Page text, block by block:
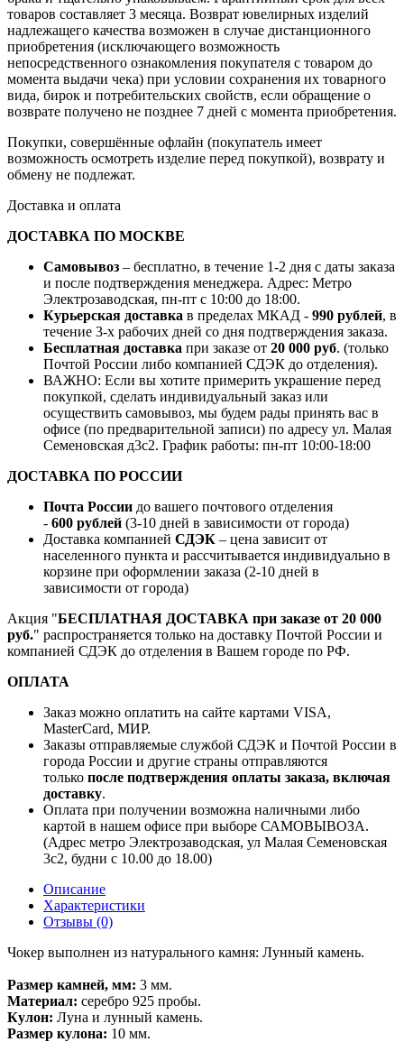
товаров составляет 3 месяца. Возврат ювелирных изделий
надлежащего качества возможен в случае дистанционного
приобретения (исключающего возможность
непосредственного ознакомления покупателя с товаром до
момента выдачи чека) при условии сохранения их товарного
вида, бирок и потребительских свойств, если обращение о
возврате получено не позднее 7 дней с момента приобретения.
Покупки, совершённые офлайн (покупатель имеет
возможность осмотреть изделие перед покупкой), возврату и
обмену не подлежат.
Доставка и оплата
ДОСТАВКА ПО МОСКВЕ
Самовывоз – бесплатно, в течение 1-2 дня с даты заказа
и после подтверждения менеджера. Адрес: Метро
Электрозаводская, пн-пт с 10:00 до 18:00.
Курьерская доставка в пределах МКАД - 990 рублей, в
течение 3-х рабочих дней со дня подтверждения заказа.
Бесплатная доставка при заказе от 20 000 руб. (только
Почтой России либо компанией СДЭК до отделения).
ВАЖНО: Если вы хотите примерить украшение перед
покупкой, сделать индивидуальный заказ или
осуществить самовывоз, мы будем рады принять вас в
офисе (по предварительной записи) по адресу ул. Малая
Семеновская д3с2. График работы: пн-пт 10:00-18:00
ДОСТАВКА ПО РОССИИ
Почта России до вашего почтового отделения
- 600 рублей (3-10 дней в зависимости от города)
Доставка компанией СДЭК – цена зависит от
населенного пункта и рассчитывается индивидуально в
корзине при оформлении заказа (2-10 дней в
зависимости от города)
Акция "БЕСПЛАТНАЯ ДОСТАВКА при заказе от 20 000
руб." распространяется только на доставку Почтой России и
компанией СДЭК до отделения в Вашем городе по РФ.
ОПЛАТА
Заказ можно оплатить на сайте картами VISA,
MasterCard, МИР.
Заказы отправляемые службой СДЭК и Почтой России в
города России и другие страны отправляются
только после подтверждения оплаты заказа, включая
доставку.
Оплата при получении возможна наличными либо
картой в нашем офисе при выборе САМОВЫВОЗА.
(Адрес метро Электрозаводская, ул Малая Семеновская
3с2, будни с 10.00 до 18.00)
Описание
Характеристики
Отзывы (0)
Чокер выполнен из натурального камня: Лунный камень.
Размер камней, мм: 3 мм.
Материал: серебро 925 пробы.
Кулон: Луна и лунный камень.
Размер кулона: 10 мм.